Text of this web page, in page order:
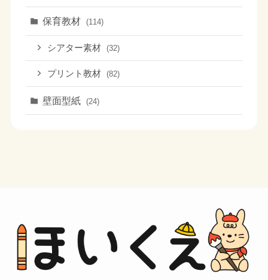
保育教材 (114)
シアター素材 (32)
プリント教材 (82)
壁面型紙 (24)